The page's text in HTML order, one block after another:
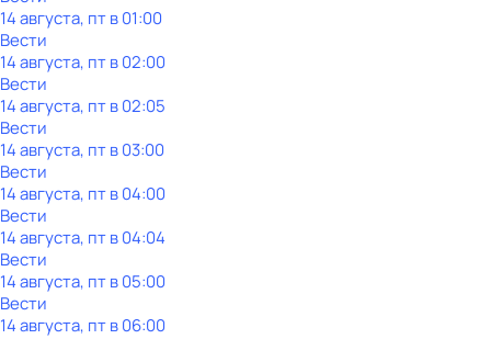
14 августа, пт в 01:00
Вести
14 августа, пт в 02:00
Вести
14 августа, пт в 02:05
Вести
14 августа, пт в 03:00
Вести
14 августа, пт в 04:00
Вести
14 августа, пт в 04:04
Вести
14 августа, пт в 05:00
Вести
14 августа, пт в 06:00